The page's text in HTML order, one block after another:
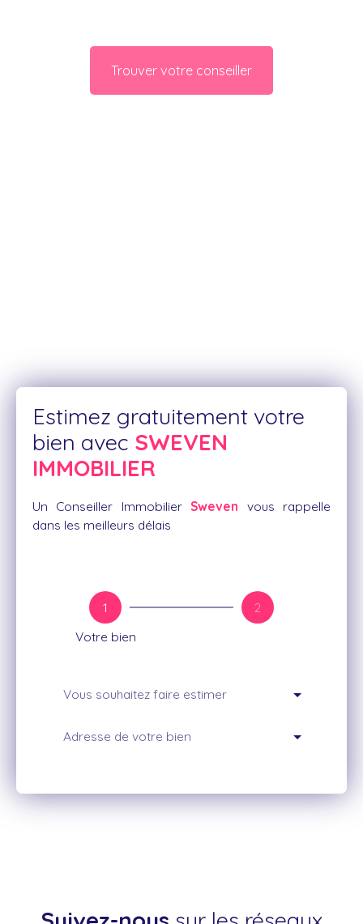
Trouver votre conseiller
Estimez gratuitement votre
bien avec SWEVEN
IMMOBILIER
Un Conseiller Immobilier Sweven vous rappelle
dans les meilleurs délais
1
Votre bien
2
Vous souhaitez faire estimer
Adresse de votre bien